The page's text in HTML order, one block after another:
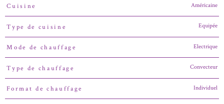
Cuisine Américaine
Type de cuisine Equipée
Mode de chauffage Electrique
Type de chauffage Convecteur
Format de chauffage Individuel